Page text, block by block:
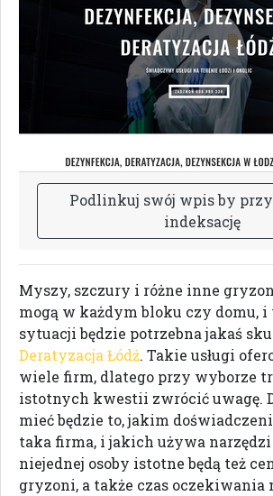
Podlinkuj swój wpisby przy
indeksację
Myszy, szczury i różne inne
mogą w każdym bloku czy domu,
sytuacji będzie potrzebna jakaś
Deratyzacja Łódź. Takie usługi
wiele firm, dlatego przy wyborze
istotnych kwestii zwrócić uwagę.
mieć będzie to, jakim
taka firma, i jakich używa
niejednej osoby istotne będą też
gryzoni, a także czas oczekiwania